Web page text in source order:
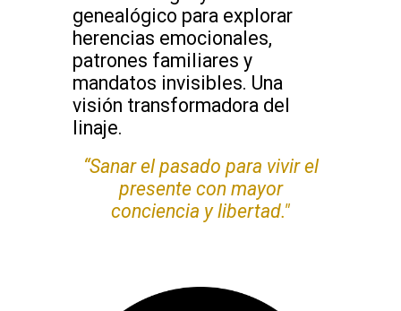
genealógico para explorar
herencias emocionales,
patrones familiares y
mandatos invisibles. Una
visión transformadora del
linaje.
“Sanar el pasado para vivir el
presente con mayor
conciencia y libertad."